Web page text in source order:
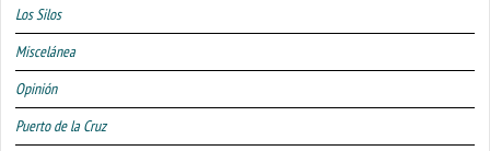
Los Silos
Miscelánea
Opinión
Puerto de la Cruz